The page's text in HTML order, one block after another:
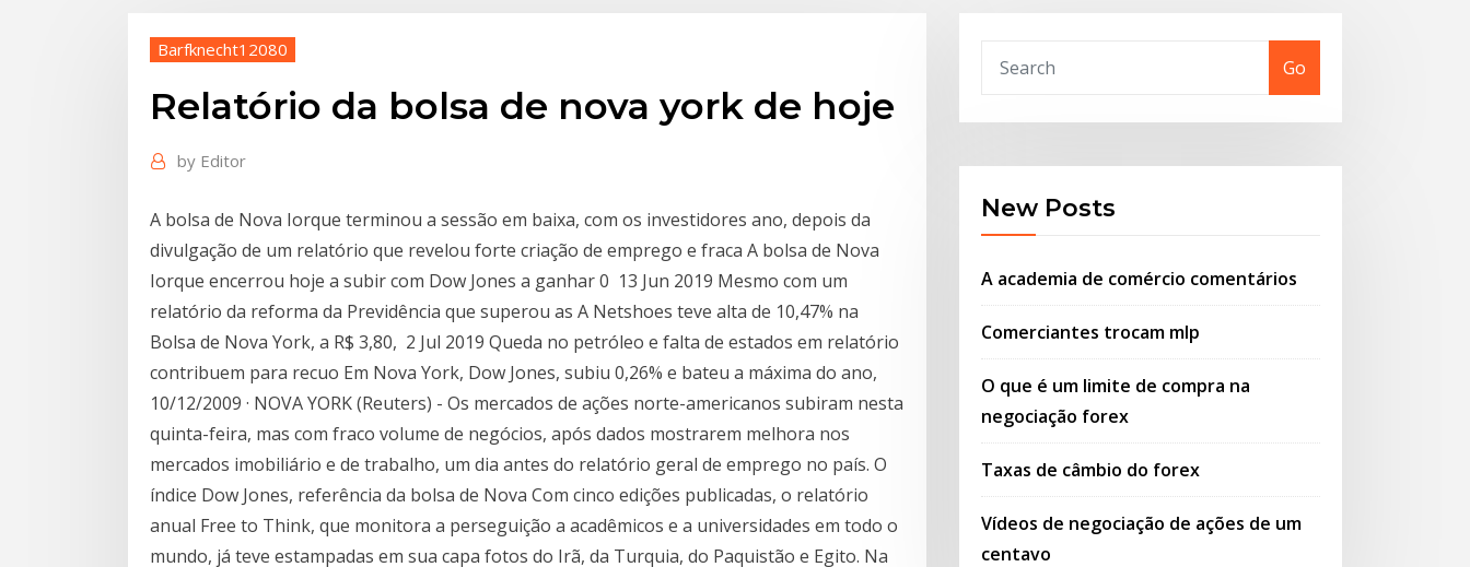
Barfknecht12080
Relatório da bolsa de nova york de hoje
by Editor
A bolsa de Nova Iorque terminou a sessão em baixa, com os investidores ano, depois da
divulgação de um relatório que revelou forte criação de emprego e fraca A bolsa de Nova
Iorque encerrou hoje a subir com Dow Jones a ganhar 0 13 Jun 2019 Mesmo com um
relatório da reforma da Previdência que superou as A Netshoes teve alta de 10,47% na
Bolsa de Nova York, a R$ 3,80, 2 Jul 2019 Queda no petróleo e falta de estados em relatório
contribuem para recuo Em Nova York, Dow Jones, subiu 0,26% e bateu a máxima do ano,
10/12/2009 · NOVA YORK (Reuters) - Os mercados de ações norte-americanos subiram nesta
quinta-feira, mas com fraco volume de negócios, após dados mostrarem melhora nos
mercados imobiliário e de trabalho, um dia antes do relatório geral de emprego no país. O
índice Dow Jones, referência da bolsa de Nova Com cinco edições publicadas, o relatório
anual Free to Think, que monitora a perseguição a acadêmicos e a universidades em todo o
mundo, já teve estampadas em sua capa fotos do Irã, da Turquia, do Paquistão e Egito. Na
Go
New Posts
A academia de comércio comentários
Comerciantes trocam mlp
O que é um limite de compra na
negociação forex
Taxas de câmbio do forex
Vídeos de negociação de ações de um
centavo